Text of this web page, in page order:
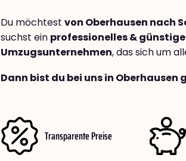
Du möchtest von Oberhausen nach
suchst ein professionelles &
Umzugsunternehmen, das sich um
Dann bist du bei uns in
Transparente Preise